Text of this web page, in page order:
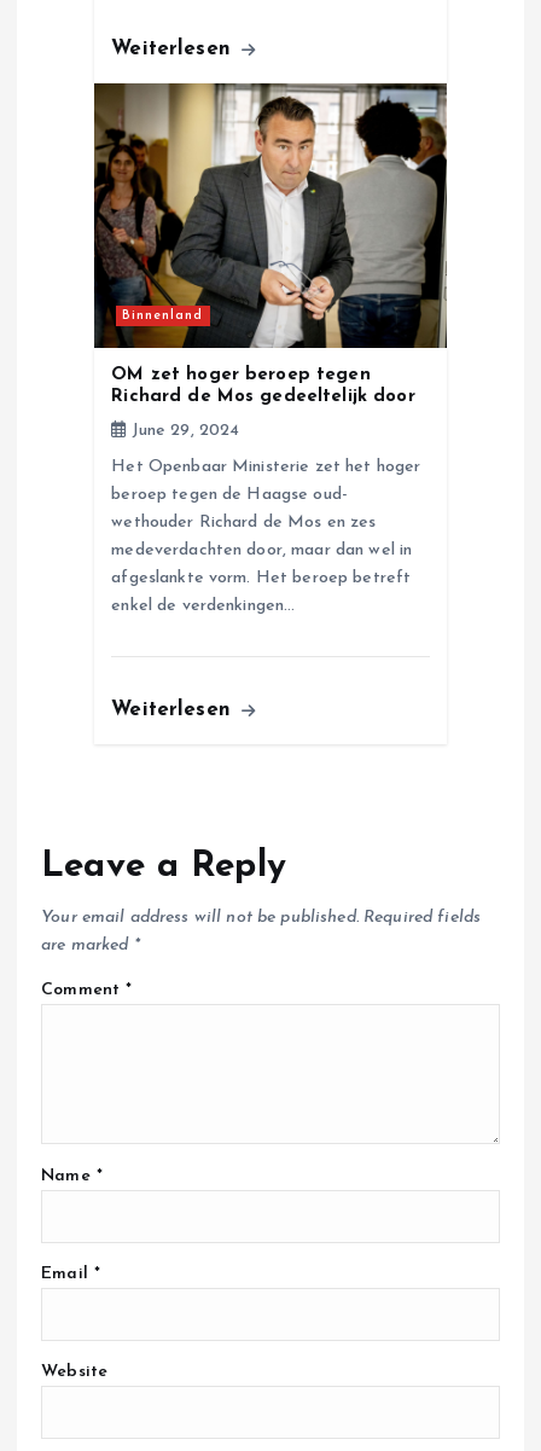
Weiterlesen
Binnenland
OM zet hoger beroep tegen
Richard de Mos gedeeltelijk door
June 29, 2024
Het Openbaar Ministerie zet het hoger
beroep tegen de Haagse oud-
wethouder Richard de Mos en zes
medeverdachten door, maar dan wel in
afgeslankte vorm. Het beroep betreft
enkel de verdenkingen…
Weiterlesen
Leave a Reply
Your email address will not be published. Required fields
are marked *
Comment*
Name *
Email *
Website